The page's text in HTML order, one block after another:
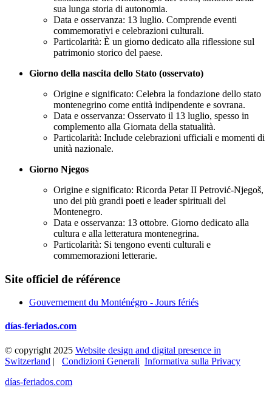
sua lunga storia di autonomia.
Data e osservanza: 13 luglio. Comprende eventi
commemorativi e celebrazioni culturali.
Particolarità: È un giorno dedicato alla riflessione sul
patrimonio storico del paese.
Giorno della nascita dello Stato (osservato)
Origine e significato: Celebra la fondazione dello stato
montenegrino come entità indipendente e sovrana.
Data e osservanza: Osservato il 13 luglio, spesso in
complemento alla Giornata della statualità.
Particolarità: Include celebrazioni ufficiali e momenti di
unità nazionale.
Giorno Njegos
Origine e significato: Ricorda Petar II Petrović-Njegoš,
uno dei più grandi poeti e leader spirituali del
Montenegro.
Data e osservanza: 13 ottobre. Giorno dedicato alla
cultura e alla letteratura montenegrina.
Particolarità: Si tengono eventi culturali e
commemorazioni letterarie.
Site officiel de référence
Gouvernement du Monténégro - Jours fériés
días-feriados.com
© copyright 2025 Website design and digital presence in
Switzerland | Condizioni Generali Informativa sulla Privacy
días-feriados.com